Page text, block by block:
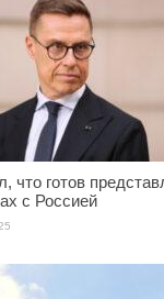
что готов
с Россией